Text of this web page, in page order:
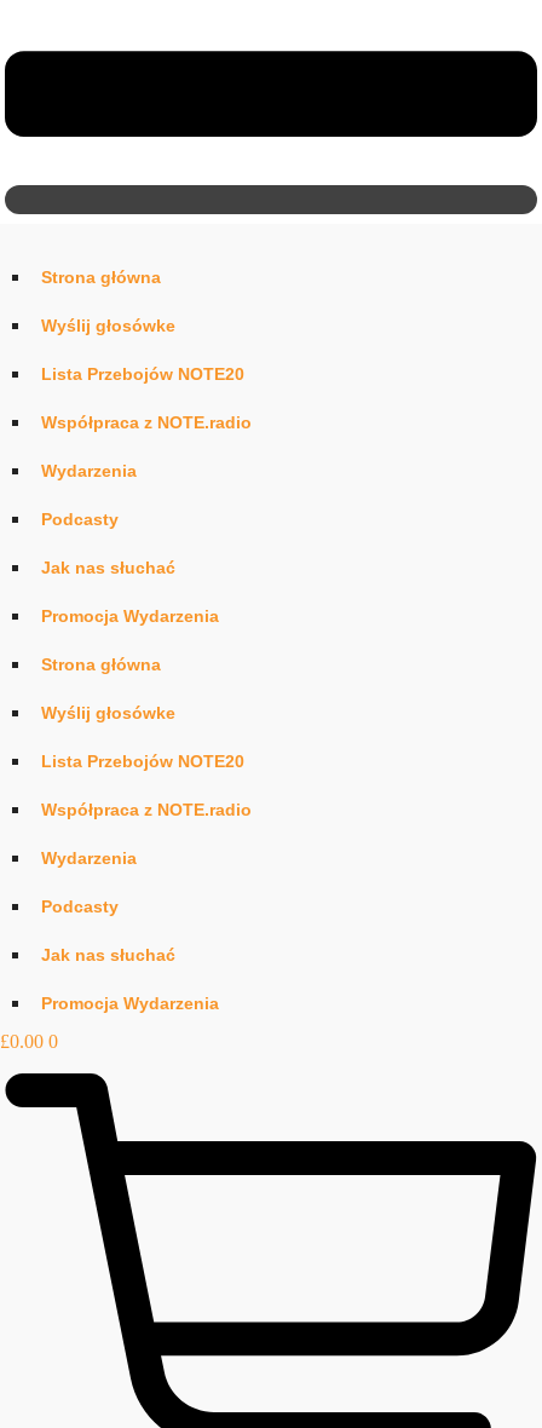
Strona główna
Wyślij głosówke
Lista Przebojów NOTE20
Współpraca z NOTE.radio
Wydarzenia
Podcasty
Jak nas słuchać
Promocja Wydarzenia
Strona główna
Wyślij głosówke
Lista Przebojów NOTE20
Współpraca z NOTE.radio
Wydarzenia
Podcasty
Jak nas słuchać
Promocja Wydarzenia
£0.00 0